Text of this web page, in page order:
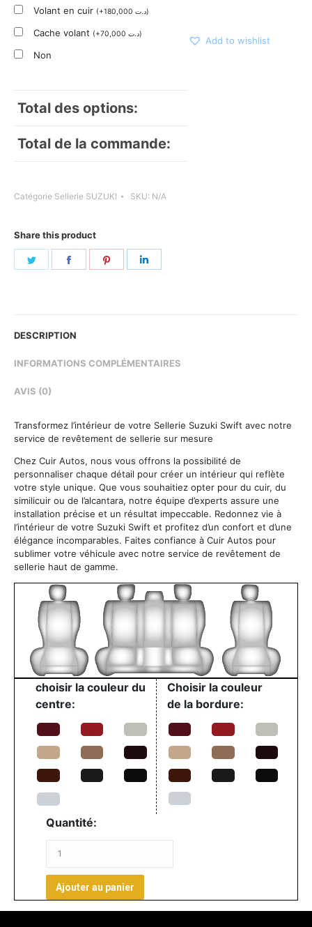
Volant en cuir (+180,000 د.ت)
Cache volant (+70,000 د.ت)
Non
Total des options:
Total de la commande:
Add to wishlist
Catégorie Sellerie SUZUKI SKU: N/A
Share this product
Share
Share
DESCRIPTION
INFORMATIONS COMPLÉMENTAIRES
AVIS (0)
Transformez l’intérieur de votre Sellerie Suzuki Swift avec notre
service de revêtement de sellerie sur mesure
Chez Cuir Autos, nous vous offrons la possibilité de
personnaliser chaque détail pour créer un intérieur qui reflète
votre style unique. Que vous souhaitiez opter pour du cuir, du
similicuir ou de l’alcantara, notre équipe d’experts assure une
installation précise et un résultat impeccable. Redonnez vie à
l’intérieur de votre Suzuki Swift et profitez d’un confort et d’une
élégance incomparables. Faites confiance à Cuir Autos pour
sublimer votre véhicule avec notre service de revêtement de
sellerie haut de gamme.
choisir la couleur du
centre:
Choisir la couleur
de la bordure:
Quantité:
Ajouter au panier